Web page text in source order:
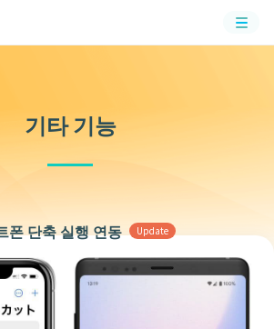
메뉴
기타 기능
폰 단축 실행 연동